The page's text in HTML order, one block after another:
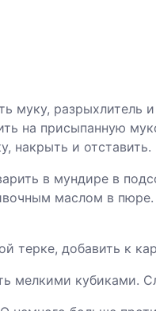
муку, разрыхлитель
на присыпанную
накрыть и отставить.
в мундире в
маслом в
терке, добавить к
мелкими кубиками.